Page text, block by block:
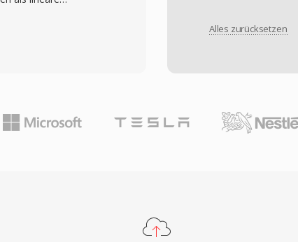
Alles zurücksetzen
gegenüber
Metadaten dank
mit Metadaten, die
unterstützt wird.
Bit-Samples bei 44,1
sind die
der